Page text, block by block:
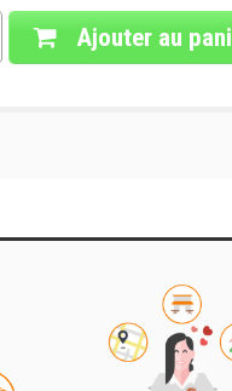
Ajouter au